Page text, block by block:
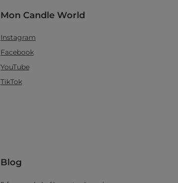
Mon Candle World
Instagram
Facebook
YouTube
TikTok
Blog